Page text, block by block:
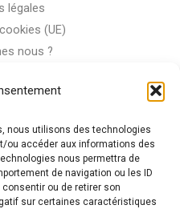
nous utilisons des technologies
ou accéder aux informations des
nous permettra de
de navigation ou les ID
ou de retirer son
sur certaines caractéristiques
légales
(UE)
nous ?
venez visiter notre shop